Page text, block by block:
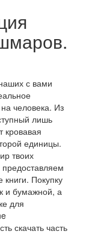
с вами
человека. Из
лишь
кровавая
единицы.
твоих
Покупку
и бумажной, а
для
скачать часть